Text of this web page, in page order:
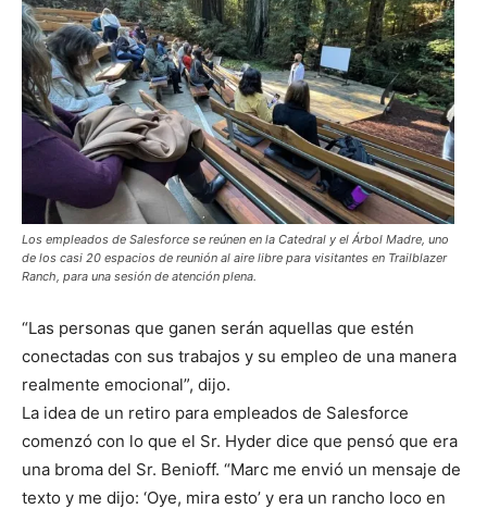
Los empleados de Salesforce se reúnen en la Catedral y el Árbol Madre, uno
de los casi 20 espacios de reunión al aire libre para visitantes en Trailblazer
Ranch, para una sesión de atención plena.
“Las personas que ganen serán aquellas que estén
conectadas con sus trabajos y su empleo de una manera
realmente emocional”, dijo.
La idea de un retiro para empleados de Salesforce
comenzó con lo que el Sr. Hyder dice que pensó que era
una broma del Sr. Benioff. “Marc me envió un mensaje de
texto y me dijo: ‘Oye, mira esto’ y era un rancho loco en